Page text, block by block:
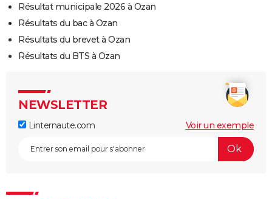
Résultat municipale 2026 à Ozan
Résultats du bac à Ozan
Résultats du brevet à Ozan
Résultats du BTS à Ozan
NEWSLETTER
Linternaute.com Voir un exemple